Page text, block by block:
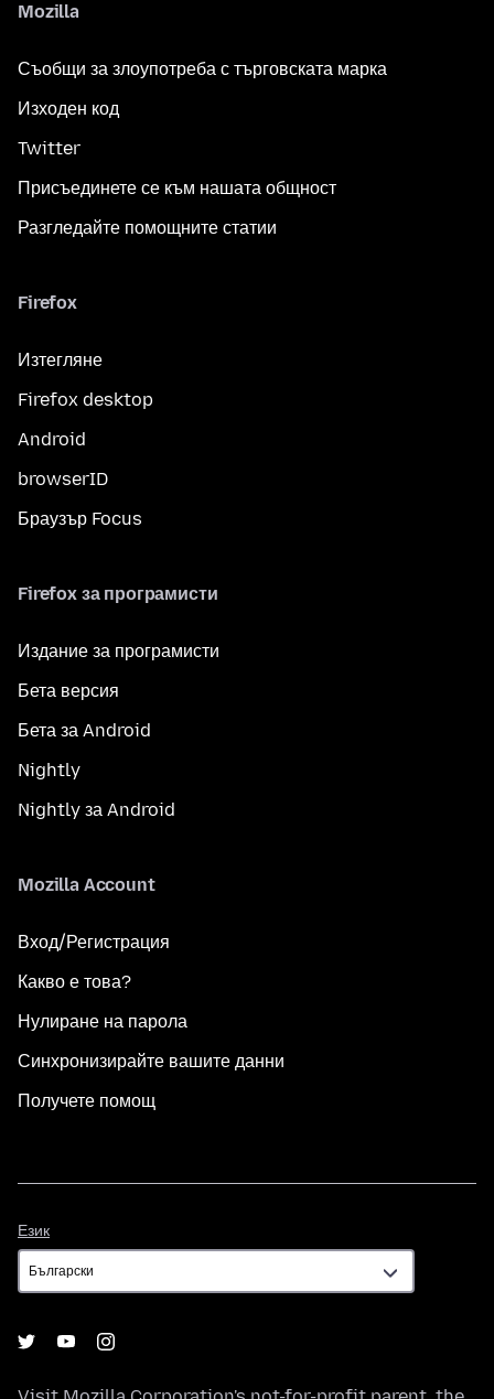
Mozilla
Съобщи за злоупотреба с търговската марка
Изходен код
Twitter
Присъединете се към нашата общност
Разгледайте помощните статии
Firefox
Изтегляне
Firefox desktop
Android
browserID
Браузър Focus
Firefox за програмисти
Издание за програмисти
Бета версия
Бета за Android
Nightly
Nightly за Android
Mozilla Account
Вход/Регистрация
Какво е това?
Нулиране на парола
Синхронизирайте вашите данни
Получете помощ
Език